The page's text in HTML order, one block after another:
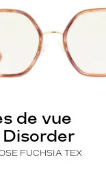
de vue
FUCHSIA TEX